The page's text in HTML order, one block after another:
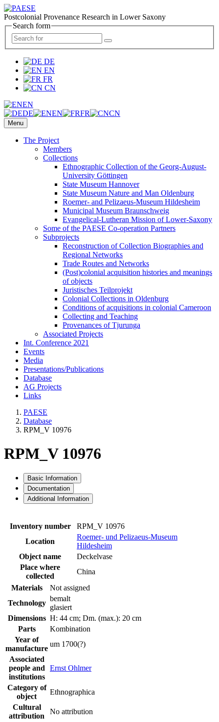
Postcolonial Provenance Research in Lower Saxony
Search form
DE
EN
FR
CN
EN
DE
EN FR CN
Menu
The Project
Members
Collections
Ethnographic Collection of the Georg-August-
University Göttingen
State Museum Hannover
State Museum Nature and Man Oldenburg
Roemer- and Pelizaeus-Museum Hildesheim
Municipal Museum Braunschweig
Evangelical-Lutheran Mission of Lower-Saxony
Some of the PAESE Co-operation Partners
Subprojects
Reconstruction of Collection Biographies and
Regional Networks
Trade Routes and Networks
(Post)colonial acquisition histories and meanings
of objects
Juristisches Teilprojekt
Colonial Collections in Oldenburg
Conditions of acquisitions in colonial Cameroon
Collecting and Teaching
Provenances of Tjurunga
Associated Projects
Int. Conference 2021
Events
Media
Presentations/Publications
Database
AG Projects
Links
PAESE
Database
RPM_V 10976
RPM_V 10976
Basic Information
Documentation
Additional Information
Inventory number
RPM_V 10976
Location
Roemer- und Pelizaeus-Museum
Hildesheim
Object name
Deckelvase
Place where
collected
China
Materials
Not assigned
Technology
bemalt
glasiert
Dimensions H: 44 cm; Dm. (max.): 20 cm
Parts
Kombination
Year of
manufacture
um 1700(?)
Associated
people and
institutions
Ernst Ohlmer
Category of
object
Ethnographica
Cultural
attribution
No attribution